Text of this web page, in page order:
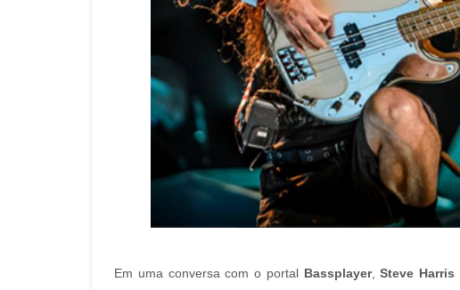
Em uma conversa com o portal Bassplayer,Steve Harris